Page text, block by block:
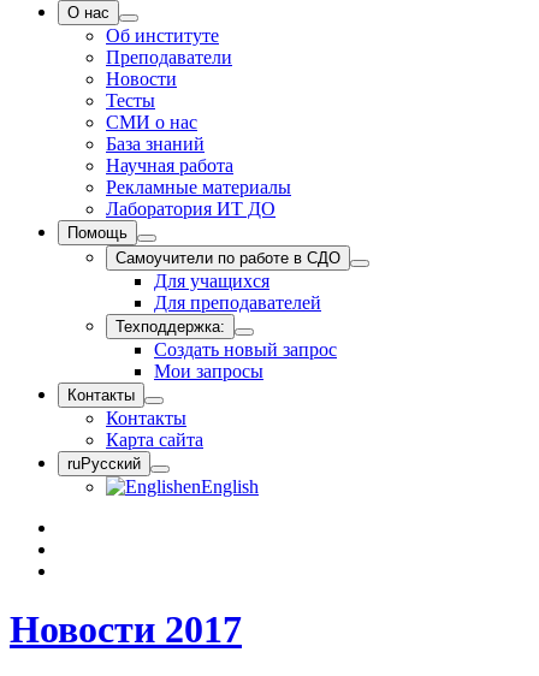
О нас
Об институте
Преподаватели
Новости
Тесты
СМИ о нас
База знаний
Научная работа
Рекламные материалы
Лаборатория ИТ ДО
Помощь
Самоучители по работе в СДО
Для учащихся
Для преподавателей
Техподдержка:
Создать новый запрос
Мои запросы
Контакты
Контакты
Карта сайта
ruРусский
enEnglish
Новости 2017